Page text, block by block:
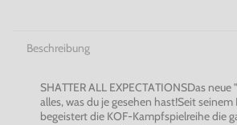
Beschreibung
SHATTER ALL EXPECTATIONSDas
alles, was du je gesehen hast!Seit
begeistert die KOF-Kampfspielreihe die